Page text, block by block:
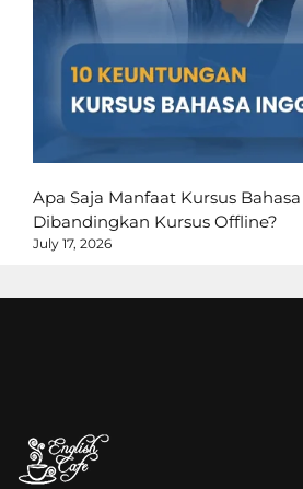
Apa Saja Manfaat Kursus
Dibandingkan Kursus Offline?
July 17, 2026